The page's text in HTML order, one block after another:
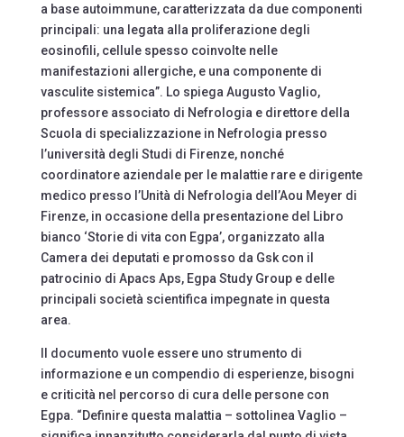
a base autoimmune, caratterizzata da due componenti
principali: una legata alla proliferazione degli
eosinofili, cellule spesso coinvolte nelle
manifestazioni allergiche, e una componente di
vasculite sistemica”. Lo spiega Augusto Vaglio,
professore associato di Nefrologia e direttore della
Scuola di specializzazione in Nefrologia presso
l’università degli Studi di Firenze, nonché
coordinatore aziendale per le malattie rare e dirigente
medico presso l’Unità di Nefrologia dell’Aou Meyer di
Firenze, in occasione della presentazione del Libro
bianco ‘Storie di vita con Egpa’, organizzato alla
Camera dei deputati e promosso da Gsk con il
patrocinio di Apacs Aps, Egpa Study Group e delle
principali società scientifica impegnate in questa
area.
Il documento vuole essere uno strumento di
informazione e un compendio di esperienze, bisogni
e criticità nel percorso di cura delle persone con
Egpa. “Definire questa malattia – sottolinea Vaglio –